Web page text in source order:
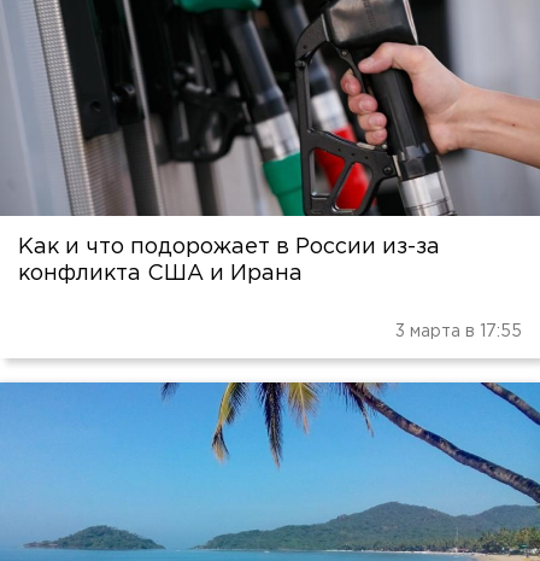
Как и что подорожает в России из-за
конфликта США и Ирана
3 марта в 17:55